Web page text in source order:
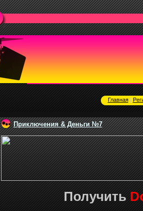
Главная|
Приключения & Деньги №7
Получить